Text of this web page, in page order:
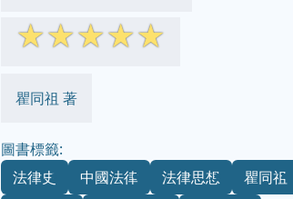
☆☆☆☆☆
瞿同祖 著
圖書標籤:
法律史
中國法律 法律思想 瞿同祖